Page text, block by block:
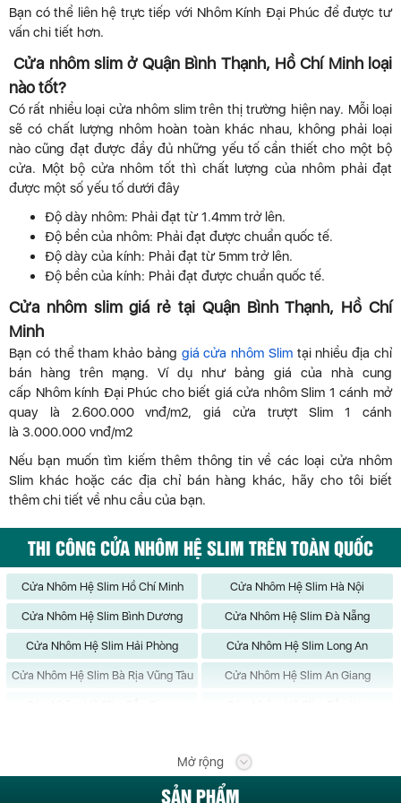
Bạn có thể liên hệ trực tiếp với Nhôm Kính Đại Phúc để được tư
vấn chi tiết hơn.
Cửa nhôm slim ở Quận Bình Thạnh, Hồ Chí Minh loại
nào tốt?
Có rất nhiều loại cửa nhôm slim trên thị trường hiện nay. Mỗi loại
sẽ có chất lượng nhôm hoàn toàn khác nhau, không phải loại
nào cũng đạt được đầy đủ những yếu tố cần thiết cho một bộ
cửa. Một bộ cửa nhôm tốt thì chất lượng của nhôm phải đạt
được một số yếu tố dưới đây
Độ dày nhôm: Phải đạt từ 1.4mm trở lên.
Độ bền của nhôm: Phải đạt được chuẩn quốc tế.
Độ dày của kính: Phải đạt từ 5mm trở lên.
Độ bền của kính: Phải đạt được chuẩn quốc tế.
Cửa nhôm slim giá rẻ tại Quận Bình Thạnh, Hồ Chí
Minh
Bạn có thể tham khảo bảng giá cửa nhôm Slimtại nhiều địa chỉ
bán hàng trên mạng. Ví dụ như bảng giá của nhà cung
cấp Nhôm kính Đại Phúc cho biết giá cửa nhôm Slim 1 cánh mở
quay là 2.600.000 vnđ/m2, giá cửa trượt Slim 1 cánh
là 3.000.000 vnđ/m2
Nếu bạn muốn tìm kiếm thêm thông tin về các loại cửa nhôm
Slim khác hoặc các địa chỉ bán hàng khác, hãy cho tôi biết
thêm chi tiết về nhu cầu của bạn.
THI CÔNG CỬA NHÔM HỆ SLIM TRÊN TOÀN QUỐC
Cửa Nhôm Hệ Slim Hồ Chí Minh Cửa Nhôm Hệ Slim Hà Nội
Cửa Nhôm Hệ Slim Bình Dương Cửa Nhôm Hệ Slim Đà Nẵng
Cửa Nhôm Hệ Slim Hải Phòng Cửa Nhôm Hệ Slim Long An
Cửa Nhôm Hệ Slim Bà Rịa Vũng Tàu Cửa Nhôm Hệ Slim An Giang
Cửa Nhôm Hệ Slim Bình Định
Cửa Nhôm Hệ Slim Bình Phước Cửa Nhôm Hệ Slim Bình Thuận
Mở rộng
SẢN PHẨM